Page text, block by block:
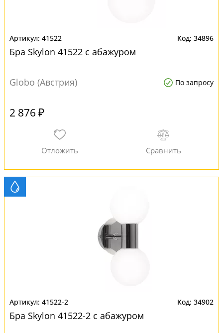
41522 34896
Бра Skylon 41522 с абажуром
Globo (Австрия) По запросу
2 876 ₽
41522-2 34902
Бра Skylon 41522-2 с абажуром